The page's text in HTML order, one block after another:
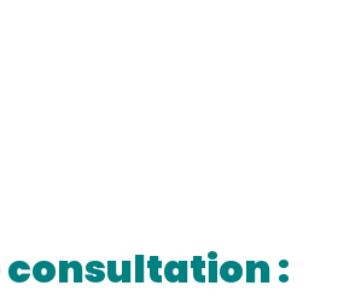
consultation :